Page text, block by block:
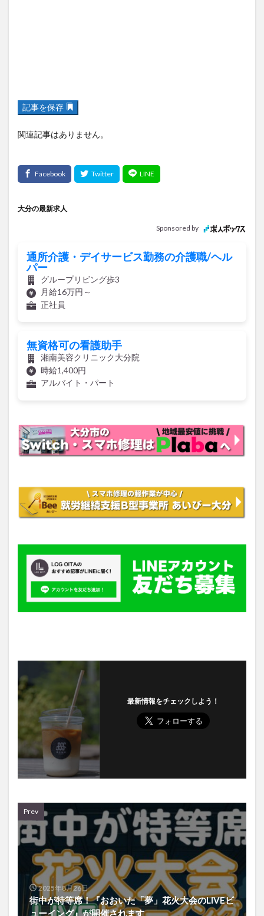
記事を保存
関連記事はありません。
大分の最新求人
Sponsored by
通所介護・デイサービス勤務の介護職/ヘル
パー
グループリビング歩3
月給16万円～
正社員
無資格可の看護助手
湘南美容クリニック大分院
時給1,400円
アルバイト・パート
最新情報をチェックしよう！
Prev
2025年8月26日
街中が特等席！『おおいた「夢」花火大会のLIVEビ
ューイング』が開催されます